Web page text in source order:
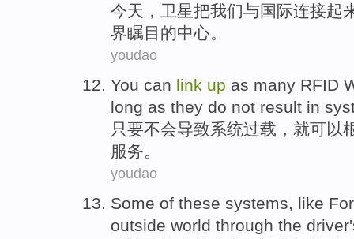
今天 ， 卫星把我们与国际连接起
界瞩目 的中心。
youdao
You can link up as many RFID
long as they do not result in
只要不会导致系统过载 ， 就可以
服务。
youdao
Some of these systems like
outside world through the driver